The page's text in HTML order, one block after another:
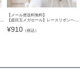
【メール便送料無料】
【超目玉メガセール】レースリボンヘアクリップ 2個セット アクセサリー ヘアアクセサリー キッズ YUP4《メール便優先商品》
¥910 （税込）